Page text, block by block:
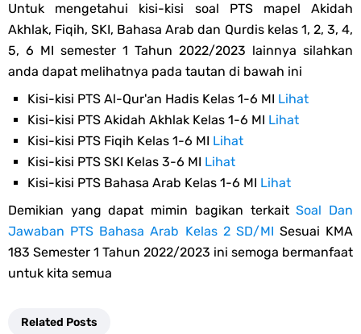
Untuk mengetahui kisi-kisi soal PTS mapel Akidah
Akhlak, Fiqih, SKI, Bahasa Arab dan Qurdis kelas 1, 2, 3, 4,
5, 6 MI semester 1 Tahun 2022/2023 lainnya silahkan
anda dapat melihatnya pada tautan di bawah ini
Kisi-kisi PTS Al-Qur'an Hadis Kelas 1-6 MI Lihat
Kisi-kisi PTS Akidah Akhlak Kelas 1-6 MI Lihat
Kisi-kisi PTS Fiqih Kelas 1-6 MI Lihat
Kisi-kisi PTS SKI Kelas 3-6 MI Lihat
Kisi-kisi PTS Bahasa Arab Kelas 1-6 MI Lihat
Demikian yang dapat mimin bagikan terkaitSoal Dan
Jawaban PTS Bahasa Arab Kelas 2 SD/MI Sesuai KMA
183 Semester 1 Tahun 2022/2023 ini semoga bermanfaat
untuk kita semua
Related Posts